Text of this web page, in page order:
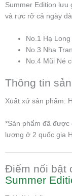
Summer Edition lưu
và rực rỡ cả ngày
No.1 Hạ
No.3 Nha
No.4 Mũi Né
Thông tin
Xuất xứ sản phẩm:
*Sản phẩm đã được
lượng ở 2 quốc gia
Điểm nổi bật
Summer